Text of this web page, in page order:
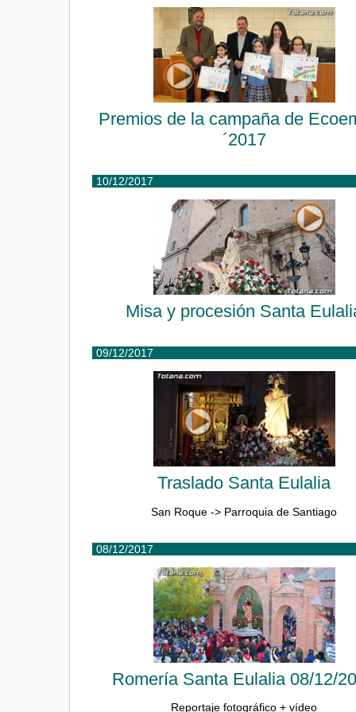
Premios de la campaña de
´2017
10/12/2017
Misa y procesión Santa
09/12/2017
Traslado Santa Eulalia
San Roque -> Parroquia de Santiago
08/12/2017
Romería Santa Eulalia 08/12/
Reportaje fotográfico + vídeo